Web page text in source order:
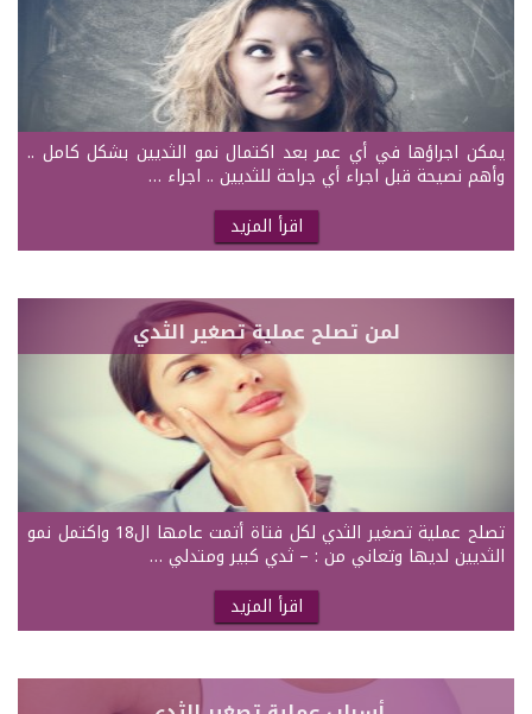
يمكن اجراؤها في أي عمر بعد اكتمال نمو الثديين بشكل كامل ..
وأهم نصيحة قبل اجراء أي جراحة للثديين .. اجراء …
اقرأ المزيد
لمن تصلح عملية تصغير الثدي
تصلح عملية تصغير الثدي لكل فتاة أتمت عامها ال18 واكتمل نمو
الثديين لديها وتعاني من : – ثدي كبير ومتدلي …
اقرأ المزيد